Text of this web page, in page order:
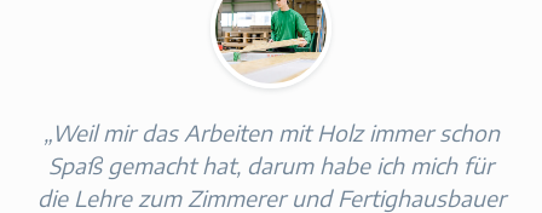
„Weil mir das Arbeiten mit Holz immer schon
Spaß gemacht hat, darum habe ich mich für
die Lehre zum Zimmerer und Fertighausbauer